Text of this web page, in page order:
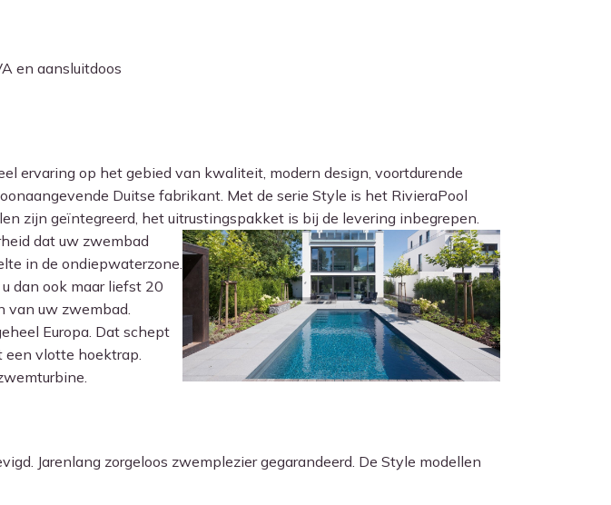
en aansluitdoos
ervaring op het gebied van kwaliteit, modern design, voortdurende
Duitse fabrikant. Met de serie Style is het RivieraPool
zijn geïntegreerd, het uitrustingspakket is bij de levering inbegrepen.
dat uw zwembad
in de ondiepwaterzone.
dan ook maar liefst 20
van uw zwembad.
Europa. Dat schept
vlotte hoektrap.
Jarenlang zorgeloos zwemplezier gegarandeerd. De Style modellen